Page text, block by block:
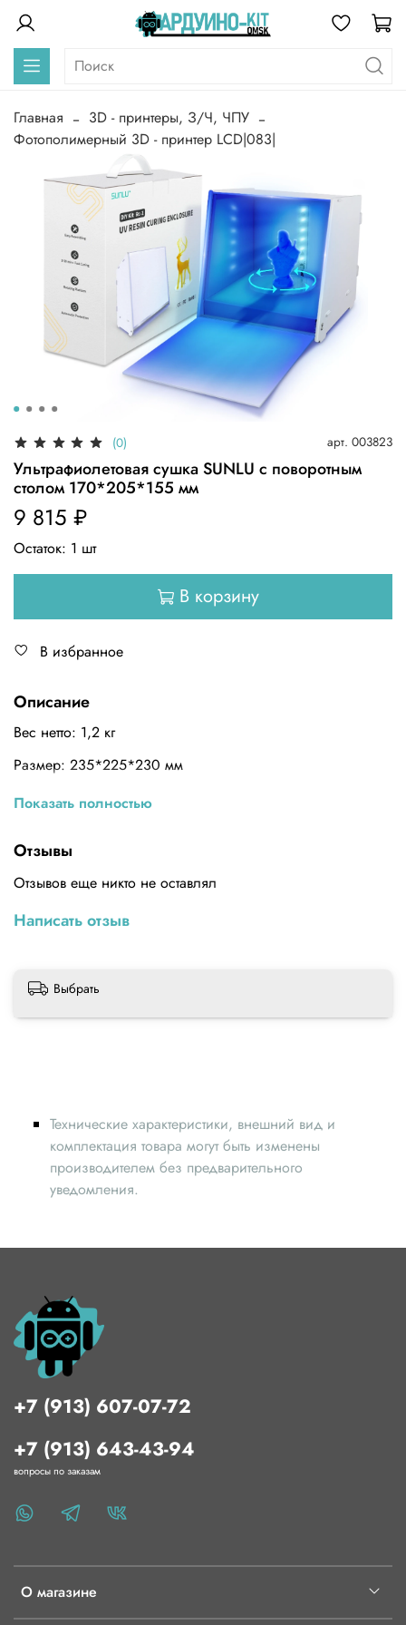
Главная
3D - принтеры, З/Ч, ЧПУ
Фотополимерный 3D - принтер LCD|083|
(0) арт. 003823
Ультрафиолетовая сушка SUNLU с поворотным
столом 170*205*155 мм
9 815 ₽
Остаток: 1 шт
В корзину
В избранное
Описание
Вес нетто: 1,2 кг
Размер: 235*225*230 мм
Цвет: белый
Диапазон настройки продолжительности: 1 ~ 600 с
Спецификация адаптера питания: 12 В 1 А
Характеристики входа: 100 В ~ 240 В переменного тока,
Характеристики выхода: DC: 12 В ± 1,2 В, 1 А
Показать полностью
Отзывы
Отзывов еще никто не оставлял
Написать отзыв
Выбрать
Технические характеристики, внешний вид и
комплектация товара могут быть изменены
производителем без предварительного
уведомления.
О магазине
+7 (913) 607-07-72
+7 (913) 643-43-94
вопросы по заказам